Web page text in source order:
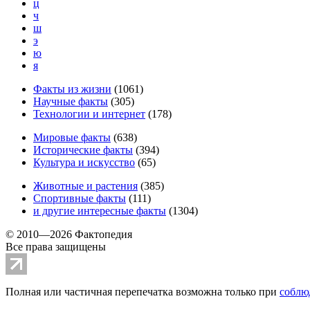
ц
ч
ш
э
ю
я
Факты из жизни (1061)
Научные факты (305)
Технологии и интернет (178)
Мировые факты (638)
Исторические факты (394)
Культура и искусство (65)
Животные и растения (385)
Спортивные факты (111)
и другие интересные факты (1304)
© 2010—2026 Фактопедия
Все права защищены
Полная или частичная перепечатка возможна только при